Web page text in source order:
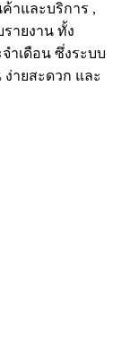
าและบริการ ,
ายงาน ทั้ง
ำเดือน ซึ่งระบบ
ายสะดวก และ